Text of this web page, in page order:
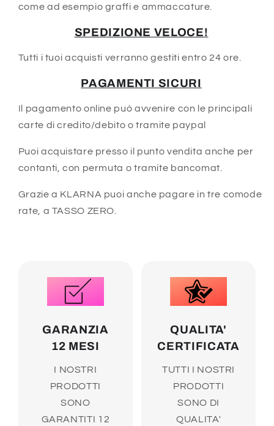
come ad esempio graffi e ammaccature.
SPEDIZIONE VELOCE!
Tutti i tuoi acquisti verranno gestiti entro 24 ore.
PAGAMENTI SICURI
Il pagamento online può avvenire con le principali
carte di credito/debito o tramite paypal
Puoi acquistare presso il punto vendita anche per
contanti, con permuta o tramite bancomat.
Grazie a KLARNA puoi anche pagare in tre comode
rate, a TASSO ZERO.
GARANZIA
12 MESI
I NOSTRI
PRODOTTI
SONO
GARANTITI 12
QUALITA'
CERTIFICATA
TUTTI I NOSTRI
PRODOTTI
SONO DI
QUALITA'